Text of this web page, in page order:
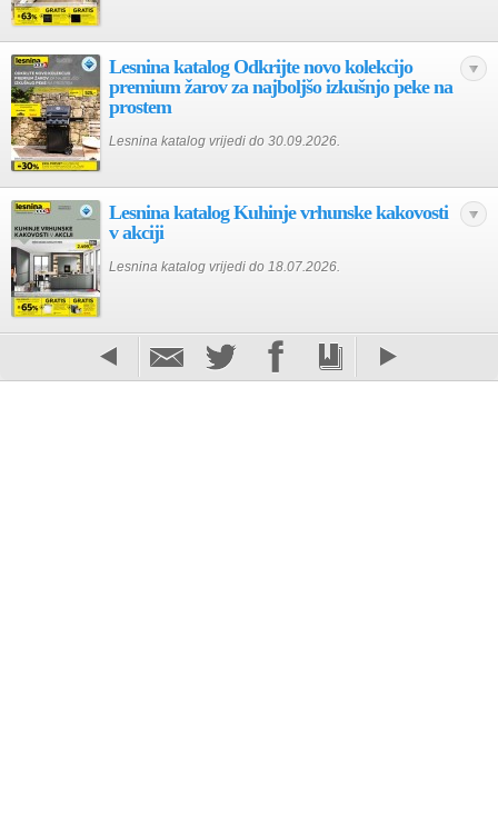
Lesnina katalog Odkrijte novo kolekcijo
premium žarov za najboljšo izkušnjo peke na
prostem
Lesnina katalog vrijedi do 30.09.2026.
Lesnina katalog Kuhinje vrhunske kakovosti
v akciji
Lesnina katalog vrijedi do 18.07.2026.